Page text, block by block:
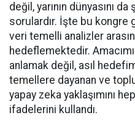
değil, yarının dünyasını
sorulardır. İşte bu kongre
veri temelli analizler
hedeflemektedir.
anlamak değil, asıl
temellere dayanan ve
yapay zeka yaklaşımını
ifadelerini kullandı.